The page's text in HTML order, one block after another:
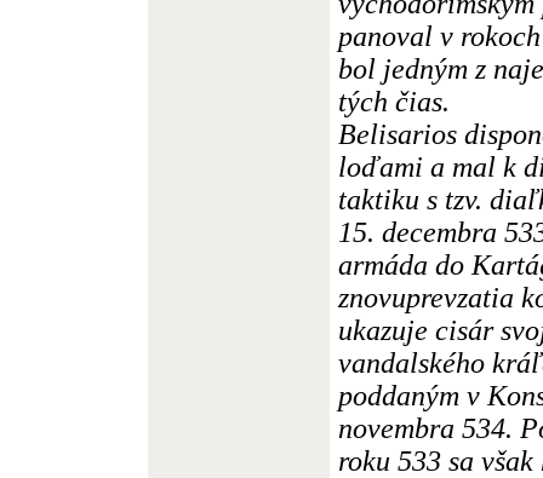
panoval v
bol jedným z
tých čias.
Belisarios
loďami a mal k
taktiku s tzv.
15. decembra
armáda do
znovuprevzatia
ukazuje cisár
vandalského
poddaným v
novembra 534.
roku 533 sa